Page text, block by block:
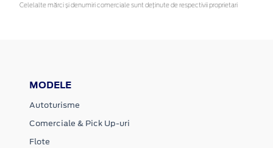
Celelalte mărci și denumiri comerciale sunt deținute de respectivii proprietari
MODELE
Autoturisme
Comerciale & Pick Up-uri
Flote